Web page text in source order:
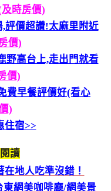
時房價)
評價超讚!太麻里附近
價)
野高台上,走出門就看
價)
費早餐評價好(看心
)
住宿>>
讀
地人吃準沒錯！
網美咖啡廳/網美景